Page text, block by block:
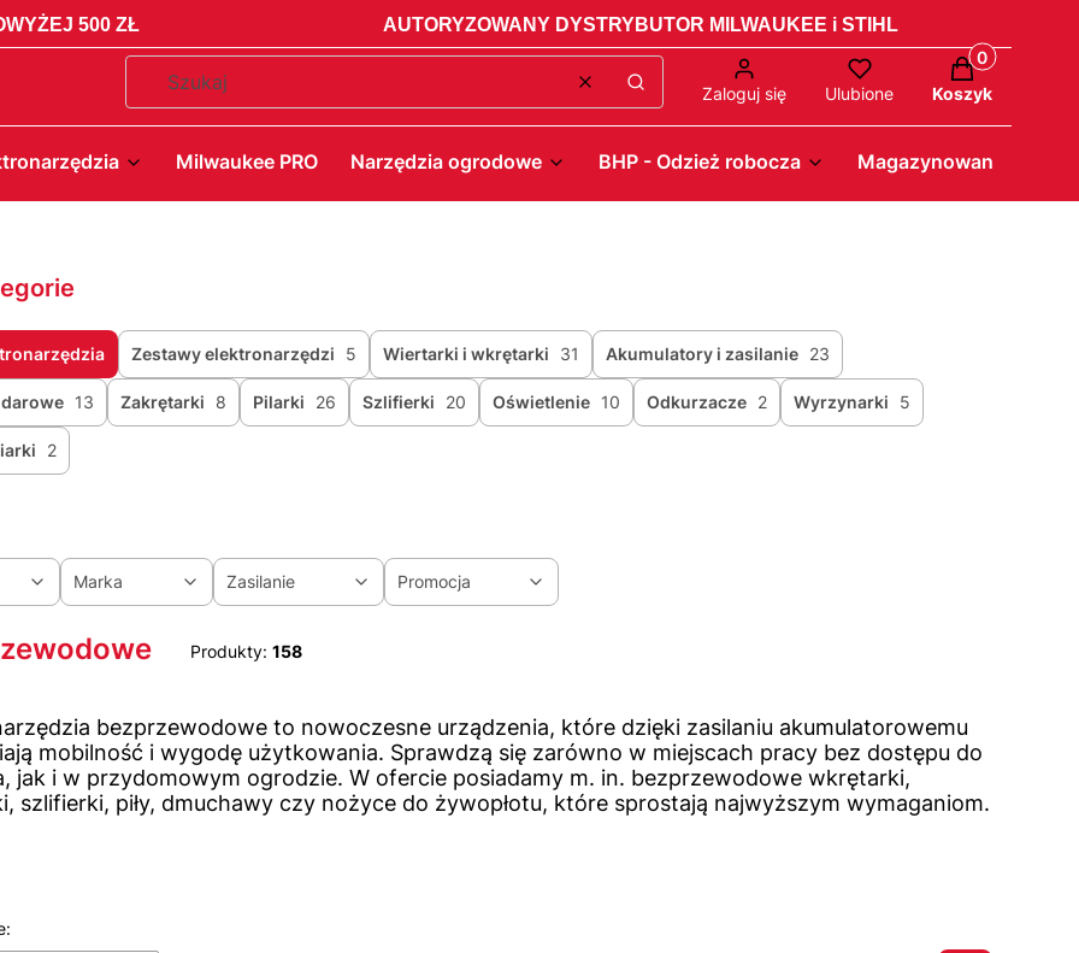
500 ZŁ AUTORYZOWANY DYSTRYBUTOR MILWAUKEE i STIHL
WyczyśćSzukaj Zaloguj się Ulubione
Produkty w
Koszyk
Milwaukee PRO Narzędzia ogrodowe BHP - Odzież robocza Magazynowanie -
Zestawy elektronarzędzi 5 Wiertarki i wkrętarki 31 Akumulatory i zasilanie 23
13 Zakrętarki 8 Pilarki 26 Szlifierki 20 Oświetlenie 10 Odkurzacze 2 Wyrzynarki 5
2
Marka Zasilanie Promocja
Produkty: 158
bezprzewodowe to nowoczesne urządzenia, które dzięki zasilaniu akumulatorowemu
mobilność i wygodę użytkowania. Sprawdzą się zarówno w miejscach pracy bez dostępu do
jak i w przydomowym ogrodzie. W ofercie posiadamy m. in. bezprzewodowe wkrętarki,
szlifierki, piły, dmuchawy czy nożyce do żywopłotu, które sprostają najwyższym wymaganiom.